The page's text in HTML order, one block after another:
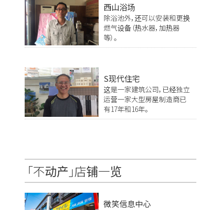
西山浴场
除浴池外，还可以安装和更换
燃气设备（热水器，加热器
等）。
S现代住宅
这是一家建筑公司，已经独立
运营一家大型房屋制造商已
有17年和16年。
「不动产」店铺一览
微笑信息中心